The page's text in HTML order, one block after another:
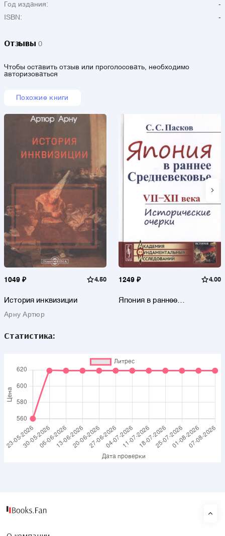
Год издания:
-
ISBN:
-
Отзывы 0
Чтобы оставить отзыв или проголосовать, необходимо
авторизоваться
Похожие книги
1049 ₽ 4.50
История инквизиции
Арну Артюр
1249 ₽ 4.00
Япония в раннее
Статистика: